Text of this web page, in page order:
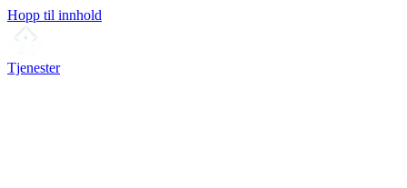
Hopp til innhold
Tjenester